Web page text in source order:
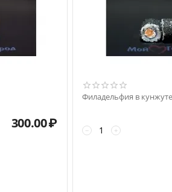
300.00₽
Филадельфия в кунжуте
+
−